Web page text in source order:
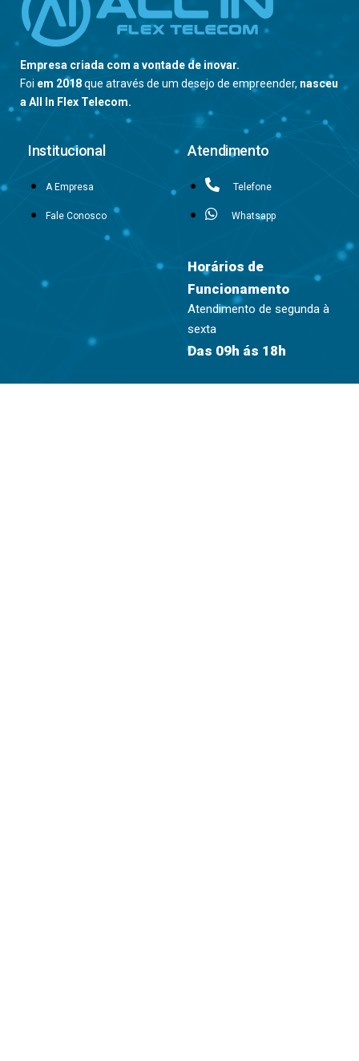
Empresa criada com a vontade de inovar.
Foi em 2018que através de um desejo de empreender, nasceu
a All In Flex Telecom.
Institucional
A Empresa
Fale Conosco
Atendimento
Telefone
Whatsapp
Horários de
Funcionamento
Atendimento de segunda à
sexta
Das 09h ás 18h